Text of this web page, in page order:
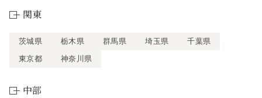
関東
茨城県 栃木県 群馬県 埼玉県
千葉県
東京都
神奈川県
中部